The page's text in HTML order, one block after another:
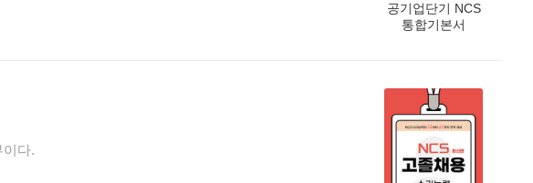
공기업단기 NCS
통합기본서
다.